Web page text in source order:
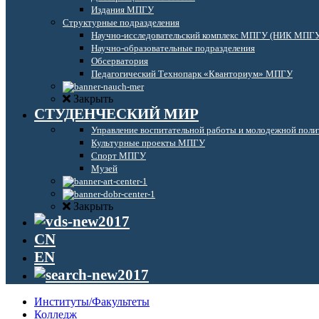
Издания МПГУ
Структурные подразделения
Научно-исследовательский комплекс МПГУ (НИК
Научно-образовательные подразделения
Обсерватория
Педагогический Технопарк «Кванториум» МПГУ
Закрыть
СТУДЕНЧЕСКИЙ МИР
Управление воспитательной работы и молодежной
Культурные проекты МПГУ
Спорт МПГУ
Музей
Закрыть
CN
EN
Институты/Факультеты
Колледж